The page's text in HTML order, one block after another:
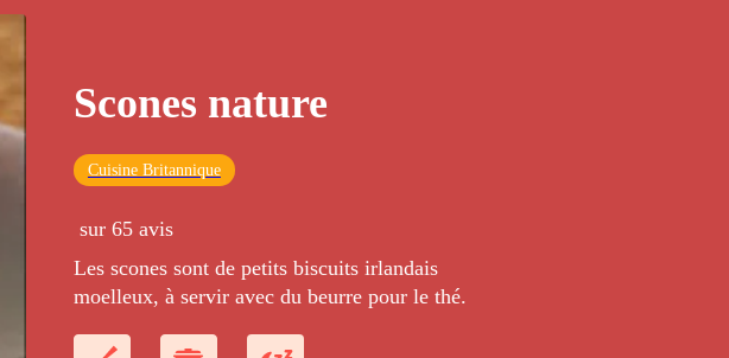
Scones nature
Cuisine Britannique
sur 65 avis
Les scones sont de petits biscuits irlandais
moelleux, à servir avec du beurre pour le thé.